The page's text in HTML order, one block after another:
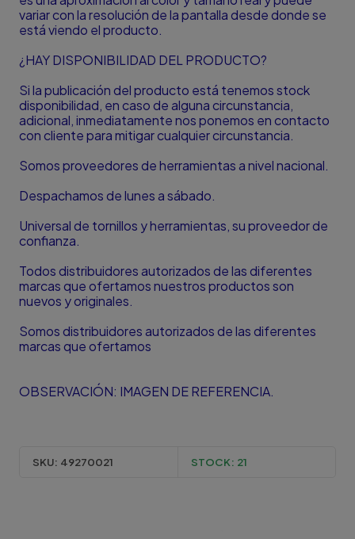
variar con la resolución de la pantalla desde donde se
está viendo el producto.
¿HAY DISPONIBILIDAD DEL PRODUCTO?
Si la publicación del producto está tenemos stock
disponibilidad, en caso de alguna circunstancia,
adicional, inmediatamente nos ponemos en contacto
con cliente para mitigar cualquier circunstancia.
Somos proveedores de herramientas a nivel nacional.
Despachamos de lunes a sábado.
Universal de tornillos y herramientas, su proveedor de
confianza.
Todos distribuidores autorizados de las diferentes
marcas que ofertamos nuestros productos son
nuevos y originales.
Somos distribuidores autorizados de las diferentes
marcas que ofertamos
OBSERVACIÓN: IMAGEN DE REFERENCIA.
SKU: 49270021 STOCK: 21